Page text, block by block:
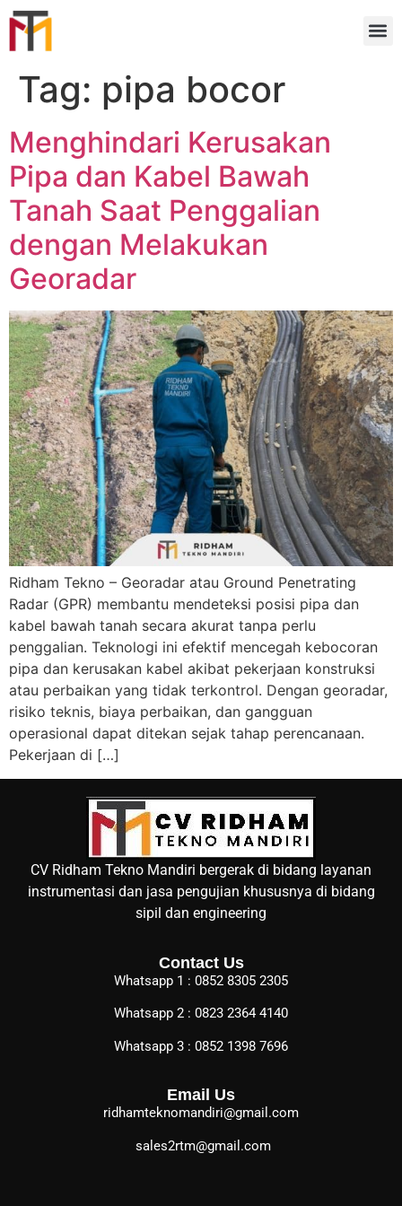
Tag: pipa bocor
Menghindari Kerusakan
Pipa dan Kabel Bawah
Tanah Saat Penggalian
dengan Melakukan
Georadar
Ridham Tekno – Georadar atau Ground Penetrating
Radar (GPR) membantu mendeteksi posisi pipa dan
kabel bawah tanah secara akurat tanpa perlu
penggalian. Teknologi ini efektif mencegah kebocoran
pipa dan kerusakan kabel akibat pekerjaan konstruksi
atau perbaikan yang tidak terkontrol. Dengan georadar,
risiko teknis, biaya perbaikan, dan gangguan
operasional dapat ditekan sejak tahap perencanaan.
Pekerjaan di […]
CV Ridham Tekno Mandiri bergerak di bidang layanan
instrumentasi dan jasa pengujian khususnya di bidang
sipil dan engineering
Contact Us
Whatsapp 1 : 0852 8305 2305
Whatsapp 2 : 0823 2364 4140
Whatsapp 3 : 0852 1398 7696
Email Us
ridhamteknomandiri@gmail.com
sales2rtm@gmail.com